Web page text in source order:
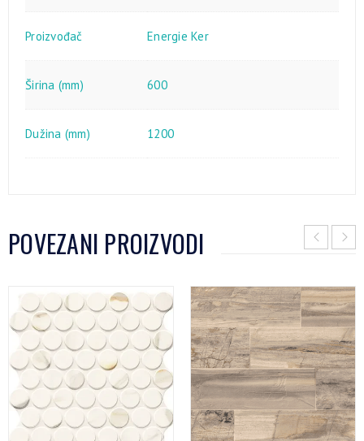
Proizvođač Energie Ker
Širina (mm) 600
Dužina (mm) 1200
POVEZANI PROIZVODI